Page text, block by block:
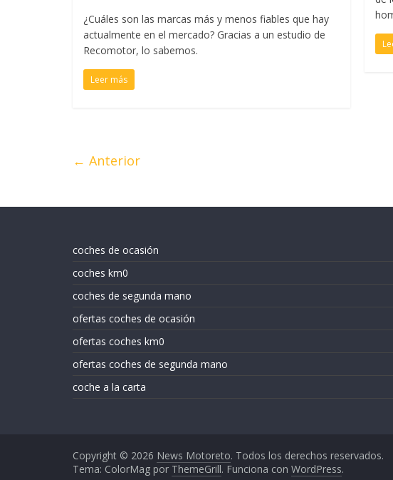
¿Cuáles son las marcas más y menos fiables que hay
actualmente en el mercado? Gracias a un estudio de
Recomotor, lo sabemos.
Leer más
← Anterior
coches de ocasión
coches km0
coches de segunda mano
ofertas coches de ocasión
ofertas coches km0
ofertas coches de segunda mano
coche a la carta
Copyright © 2026 News Motoreto. Todos los derechos reservados.
Tema: ColorMag por ThemeGrill. Funciona con WordPress.